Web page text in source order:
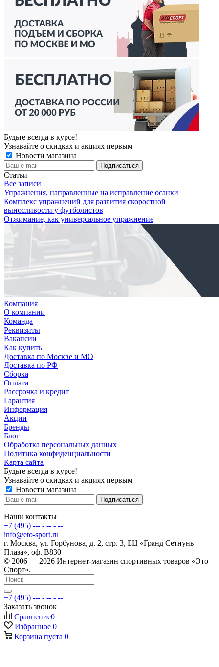
Будьте всегда в курсе!
Узнавайте о скидках и акциях первым
Новости магазина
Статьи
Все записи
Упражнения, направленные на исправление осанки
Комплекс упражнений для развития скоростной
выносливости у футболистов
Отжимание, как универсальное упражнение
Компания
О компании
Команда
Реквизиты
Вакансии
Как купить
Доставка по Москве и МО
Доставка по РФ
Сборка
Оплата
Рассрочка и кредит
Гарантия
Информация
Акции
Бренды
Блог
Обработка персональных данных
Политика конфиденциальности
Карта сайта
Будьте всегда в курсе!
Узнавайте о скидках и акциях первым
Новости магазина
Наши контакты
+7 (495) --- - -- - --
info@eto-sport.ru
г. Москва, ул. Горбунова, д. 2, стр. 3, БЦ «Гранд Сетнунь
Плаза», оф. В830
© 2006 — 2026 Интернет-магазин спортивных товаров «Это
Спорт».
+7 (495) --- - -- - --
Заказать звонок
Сравнение0
Избранное 0
Корзина пуста 0